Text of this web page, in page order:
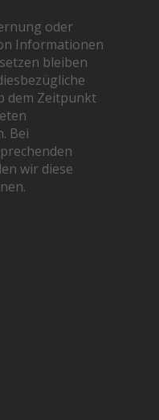
oder
Informationen
bleiben
dem Zeitpunkt
Bei
wir diese